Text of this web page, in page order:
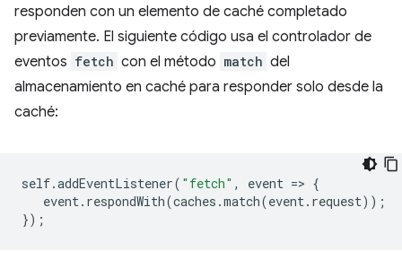
responden con un elemento de caché completado
previamente. El siguiente código usa el controlador de
eventos fetch con el método match del
almacenamiento en caché para responder solo desde la
caché:
self.addEventListener( "fetch" , event => {
event. respondWith(caches .match(event. request));
});